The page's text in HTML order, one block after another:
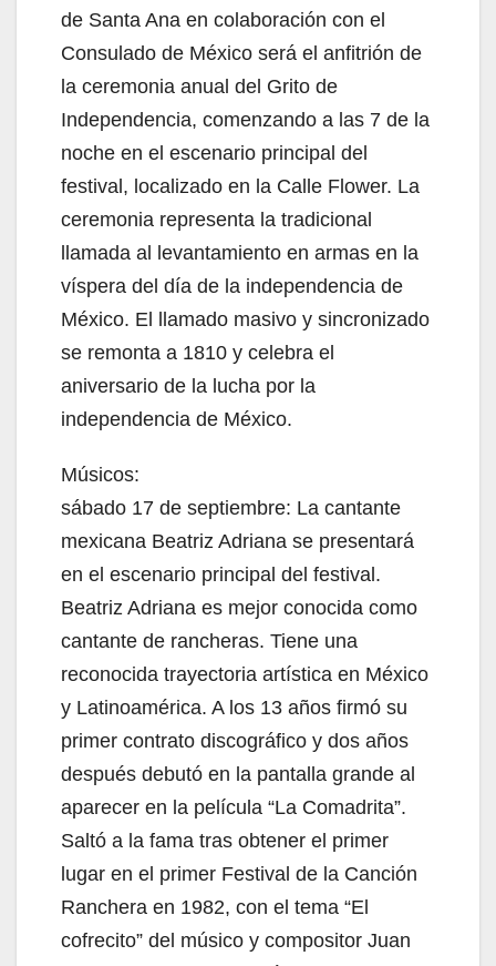
de Santa Ana en colaboración con el
Consulado de México será el anfitrión de
la ceremonia anual del Grito de
Independencia, comenzando a las 7 de la
noche en el escenario principal del
festival, localizado en la Calle Flower. La
ceremonia representa la tradicional
llamada al levantamiento en armas en la
víspera del día de la independencia de
México. El llamado masivo y sincronizado
se remonta a 1810 y celebra el
aniversario de la lucha por la
independencia de México.
Músicos:
sábado 17 de septiembre: La cantante
mexicana Beatriz Adriana se presentará
en el escenario principal del festival.
Beatriz Adriana es mejor conocida como
cantante de rancheras. Tiene una
reconocida trayectoria artística en México
y Latinoamérica. A los 13 años firmó su
primer contrato discográfico y dos años
después debutó en la pantalla grande al
aparecer en la película “La Comadrita”.
Saltó a la fama tras obtener el primer
lugar en el primer Festival de la Canción
Ranchera en 1982, con el tema “El
cofrecito” del músico y compositor Juan